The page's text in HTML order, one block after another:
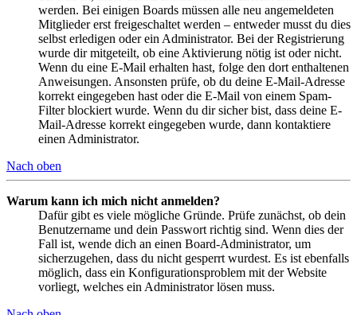
werden. Bei einigen Boards müssen alle neu angemeldeten
Mitglieder erst freigeschaltet werden – entweder musst du dies
selbst erledigen oder ein Administrator. Bei der Registrierung
wurde dir mitgeteilt, ob eine Aktivierung nötig ist oder nicht.
Wenn du eine E-Mail erhalten hast, folge den dort enthaltenen
Anweisungen. Ansonsten prüfe, ob du deine E-Mail-Adresse
korrekt eingegeben hast oder die E-Mail von einem Spam-
Filter blockiert wurde. Wenn du dir sicher bist, dass deine E-
Mail-Adresse korrekt eingegeben wurde, dann kontaktiere
einen Administrator.
Nach oben
Warum kann ich mich nicht anmelden?
Dafür gibt es viele mögliche Gründe. Prüfe zunächst, ob dein
Benutzername und dein Passwort richtig sind. Wenn dies der
Fall ist, wende dich an einen Board-Administrator, um
sicherzugehen, dass du nicht gesperrt wurdest. Es ist ebenfalls
möglich, dass ein Konfigurationsproblem mit der Website
vorliegt, welches ein Administrator lösen muss.